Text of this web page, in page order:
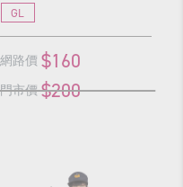
GL
網路價 $160
門市價 $200